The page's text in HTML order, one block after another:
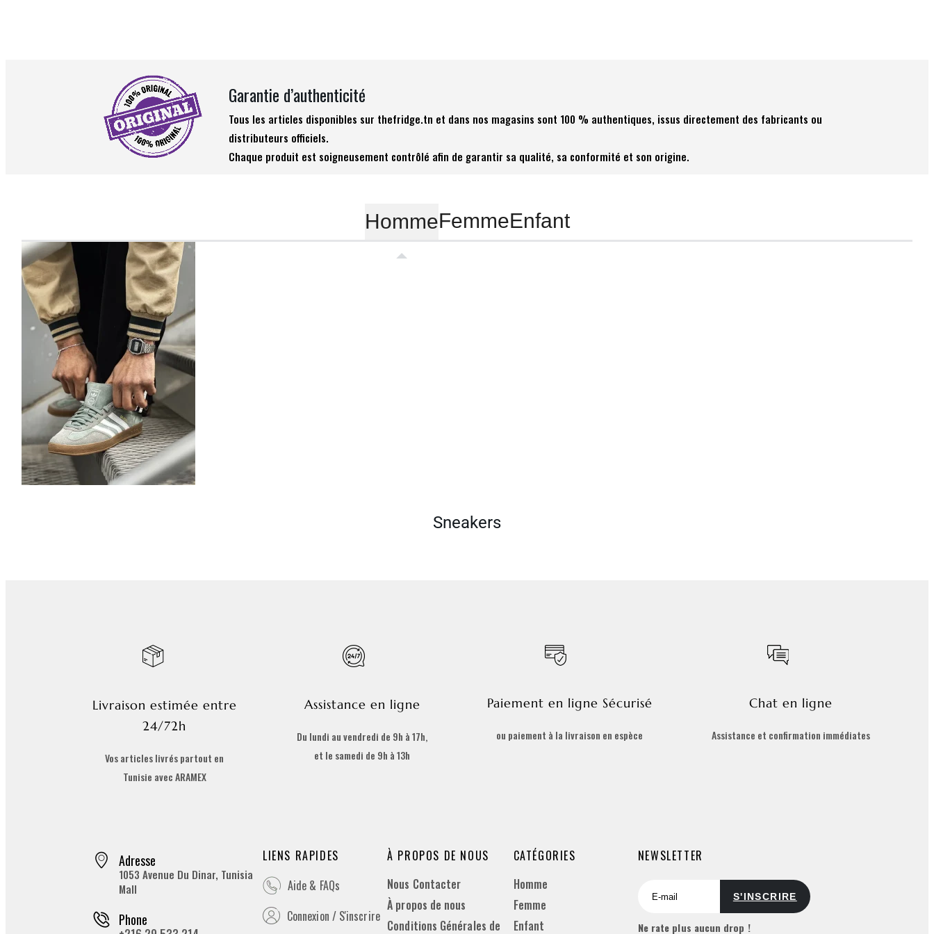
Garantie d’authenticité
Tous les articles disponibles sur thefridge.tn et dans nos magasins sont 100 % authentiques, issus directement des fabricants ou
distributeurs officiels.
Chaque produit est soigneusement contrôlé afin de garantir sa qualité, sa conformité et son origine.
HommeFemmeEnfant
Sneakers
Livraison estimée entre
24/72h
Vos articles livrés partout en
Tunisie avec ARAMEX
Assistance en ligne
Du lundi au vendredi de 9h à 17h,
et le samedi de 9h à 13h
Paiement en ligne Sécurisé
ou paiement à la livraison en espèce
Chat en ligne
Assistance et confirmation immédiates
Adresse
1053 Avenue Du Dinar, Tunisia
Mall
Phone
LIENS RAPIDES
Aide & FAQs
Connexion / S'inscrire
À PROPOS DE NOUS
Nous Contacter
À propos de nous
Conditions Générales de
CATÉGORIES
Homme
Femme
Enfant
NEWSLETTER
Ne rate plus aucun drop !